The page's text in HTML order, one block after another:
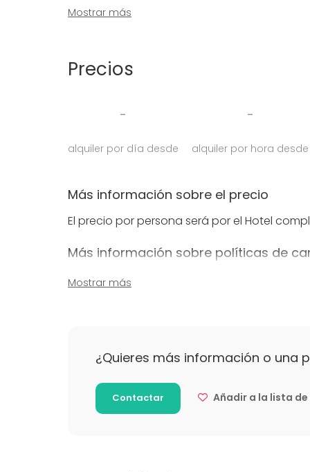
sociable y se abre al patio central en el
grupo puede tomar lo que quiera y cuando
Mostrar más
Precios
-
alquiler por día desde
-
alquiler por hora desde
Más información sobre el precio
El precio por persona será por el Hotel
Más información sobre políticas de
Cancelación para eventos o reuniones 2
Mostrar más
¿Quieres más información o una
Contactar Añadir a la lista de